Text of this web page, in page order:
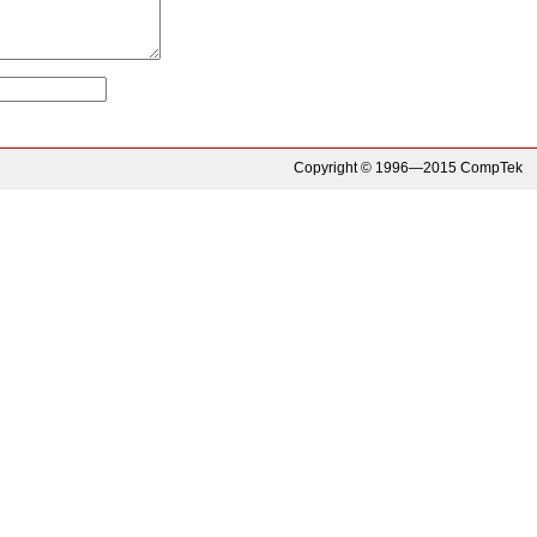
Copyright © 1996—2015 CompTek